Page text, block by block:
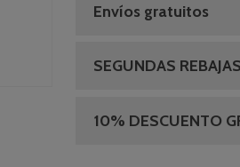
Envíos gratuitos
SEGUNDAS
10% DESCUENTO